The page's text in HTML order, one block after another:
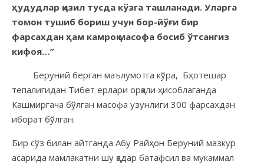
ҳудудлар қизил тусда кўзга ташланади. Уларга
томон тушиб бориш учун бор-йўғи бир
фарсахдан ҳам камроқ масофа босиб ўтсангиз
кифоя…”
Беруний берган маълумотга кўра, Бҳотешар
тепалигидан Тибет ерлари орқали ҳисоблаганда
Кашмиргача бўлган масофа узунлиги 300 фарсахдан
иборат бўлган.
Бир сўз билан айтганда Абу Райҳон Беруний мазкур
асарида мамлакатни шу қадар батафсил ва мукаммал